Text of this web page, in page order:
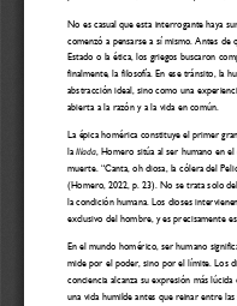
No es casual que esta interrogante haya
comenzó a pensarse a sí mismo. Antes de
Estado o la ética, los griegos buscaron
finalmente, la filosofía. En ese tránsito, la
abstracción ideal, sino como una
abierta a la razón y a la vida en común.
La épica homérica constituye el primer
la Ilíada, Homero sitúa al ser humano en
muerte. “Canta, oh diosa, la cólera del
(Homero, 2022, p. 23). No se trata solo
la condición humana. Los dioses
exclusivo del hombre, y es precisamente
En el mundo homérico, ser humano
mide por el poder, sino por el límite. Los
conciencia alcanza su expresión más
una vida humilde antes que reinar entre